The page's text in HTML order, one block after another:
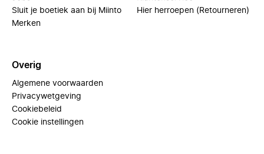
Sluit je boetiek aan bij Miinto
Merken
Hier herroepen (Retourneren)
Overig
Algemene voorwaarden
Privacywetgeving
Cookiebeleid
Cookie instellingen